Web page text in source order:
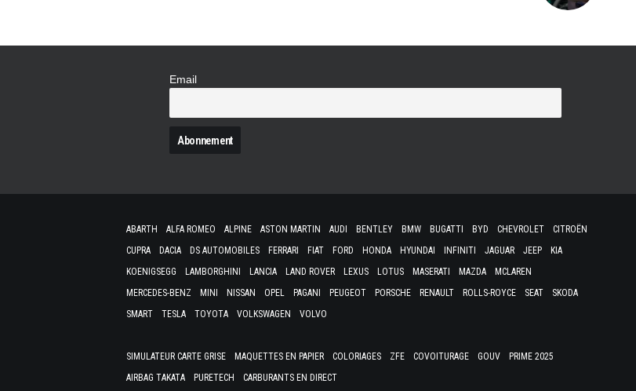
Email
ABARTH ALFA ROMEO ALPINE ASTON MARTIN AUDI BENTLEY BMW BUGATTI BYD CHEVROLET
CITROËN
CUPRA
DACIA DS AUTOMOBILES FERRARI FIAT FORD HONDA HYUNDAI INFINITI JAGUAR JEEP
KIA
KOENIGSEGG
LAMBORGHINI LANCIA LAND ROVER LEXUS LOTUS MASERATI MAZDA
MCLAREN
MERCEDES-BENZ
MINI NISSAN OPEL PAGANI PEUGEOT PORSCHE RENAULT ROLLS-ROYCE SEAT
SKODA
SMART
TESLA TOYOTA VOLKSWAGEN VOLVO
SIMULATEUR CARTE GRISE MAQUETTES EN PAPIER COLORIAGES ZFE COVOITURAGE GOUV
PRIME 2025
AIRBAG TAKATA
PURETECH CARBURANTS EN DIRECT